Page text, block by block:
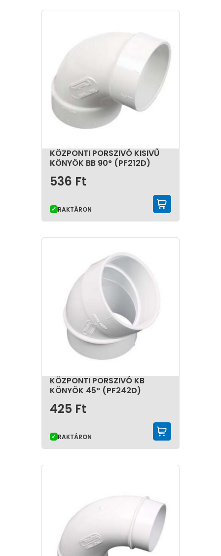
mellett fontos szempont a csövek, idomok és
csatlakozóelemek megfelelő összehangolása is. A
minőségi alkatrészek és a szakszerű kialakítás hosszú
távon megbízható működést és egyszerűbb
használatot biztosítanak.
A központi porszívók praktikus megoldást
jelenthetnek családi házakban és nagyobb
lakóingatlanokban. Olyan épületekben is ideális
választást kínálnak, ahol fontos a kényelmes,
helytakarékos és hatékony takarítási rendszer
KÖZPONTI PORSZIVÓ KISIVŰ
KÖNYÖK BB 90° (PF212D)
536 Ft
RAKTÁRON
KÖZPONTI PORSZIVÓ KB
KÖNYÖK 45° (PF242D)
425 Ft
RAKTÁRON